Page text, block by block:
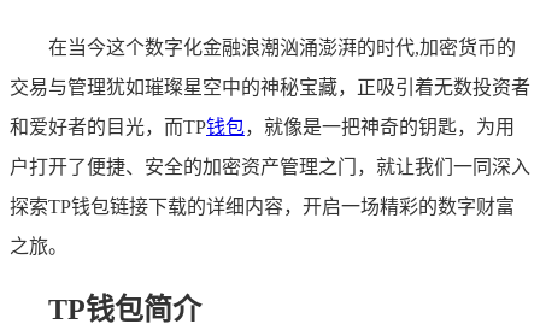
在当今这个数字化金融浪潮汹涌澎湃的时代,加密货币的
交易与管理犹如璀璨星空中的神秘宝藏，正吸引着无数投资者
和爱好者的目光，而TP钱包，就像是一把神奇的钥匙，为用
户打开了便捷、安全的加密资产管理之门，就让我们一同深入
探索TP钱包链接下载的详细内容，开启一场精彩的数字财富
之旅。
TP钱包简介